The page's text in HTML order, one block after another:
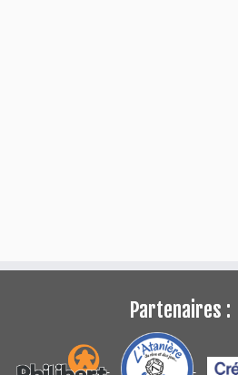
Partenaires :